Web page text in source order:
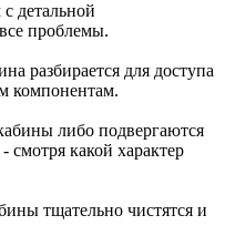
детальной
проблемы.
разбирается для доступа
компонентам.
либо подвергаются
смотря какой характер
тщательно чистятся и